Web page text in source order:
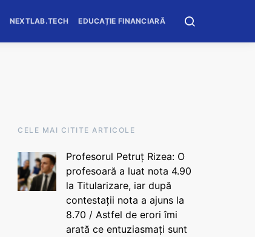
NEXTLAB.TECH EDUCAȚIE FINANCIARĂ
CELE MAI CITITE ARTICOLE
Profesorul Petruț Rizea: O
profesoară a luat nota 4.90
la Titularizare, iar după
contestații nota a ajuns la
8.70 / Astfel de erori îmi
arată ce entuziasmați sunt